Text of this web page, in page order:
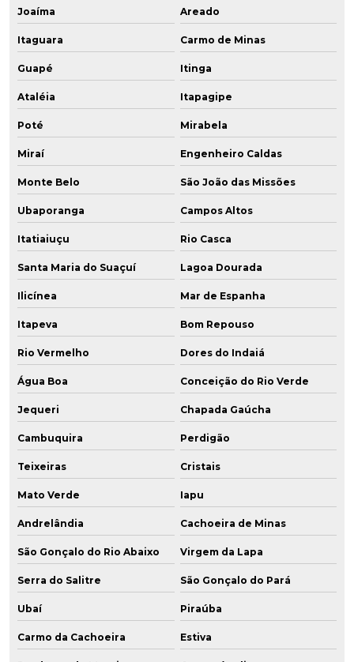
Joaíma Areado
Itaguara Carmo de Minas
Guapé Itinga
Ataléia Itapagipe
Poté Mirabela
Miraí Engenheiro Caldas
Monte Belo São João das Missões
Ubaporanga Campos Altos
Itatiaiuçu Rio Casca
Santa Maria do Suaçuí Lagoa Dourada
Ilicínea Mar de Espanha
Itapeva Bom Repouso
Rio Vermelho Dores do Indaiá
Água Boa Conceição do Rio Verde
Jequeri Chapada Gaúcha
Cambuquira Perdigão
Teixeiras Cristais
Mato Verde Iapu
Andrelândia Cachoeira de Minas
São Gonçalo do Rio Abaixo Virgem da Lapa
Serra do Salitre São Gonçalo do Pará
Ubaí Piraúba
Carmo da Cachoeira Estiva